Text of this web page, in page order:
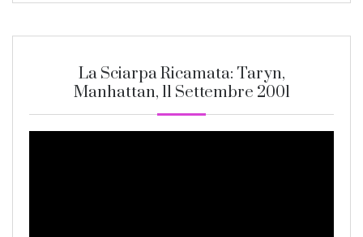
La Sciarpa Ricamata: Taryn,
Manhattan, 11 Settembre 2001